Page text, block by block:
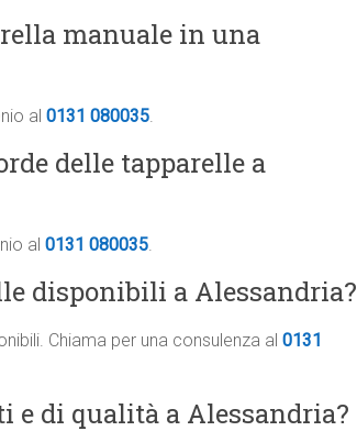
manuale in una
al 0131 080035.
delle tapparelle a
al 0131 080035.
disponibili a Alessandria?
Chiama per una consulenza al 0131
e di qualità a Alessandria?